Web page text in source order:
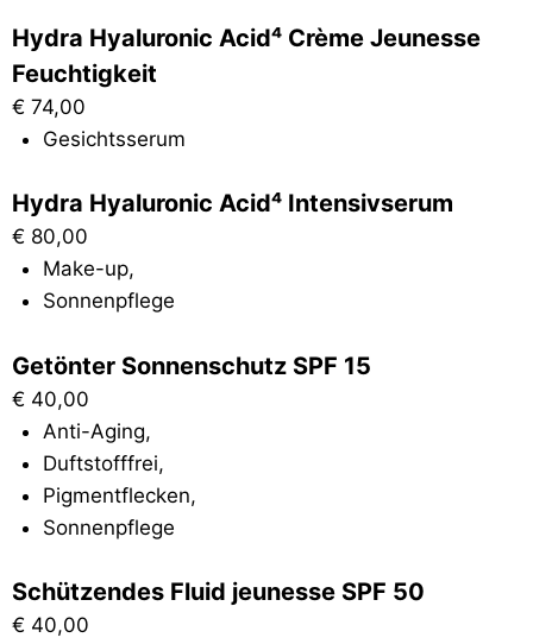
Hydra Hyaluronic Acid⁴ Crème Jeunesse
Feuchtigkeit
€ 74,00
Gesichtsserum
Hydra Hyaluronic Acid⁴ Intensivserum
€ 80,00
Make-up,
Sonnenpflege
Getönter Sonnenschutz SPF 15
€ 40,00
Anti-Aging,
Duftstofffrei,
Pigmentflecken,
Sonnenpflege
Schützendes Fluid jeunesse SPF 50
€ 40,00